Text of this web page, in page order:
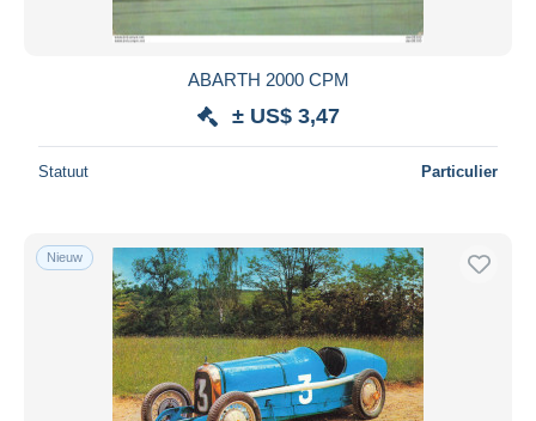
ABARTH 2000 CPM
± US$ 3,47
Statuut Particulier
Nieuw